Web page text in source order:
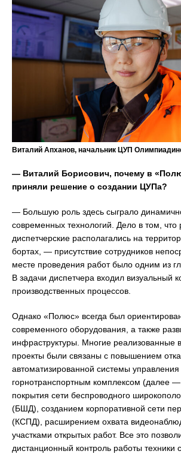
Виталий Апханов, начальник ЦУП
— Виталий Борисович, почему в
приняли решение о создании ЦУПа?
— Большую роль здесь сыграло
современных технологий. Дело в том, что
диспетчерские располагались на
бортах, — присутствие сотрудников
месте проведения работ было одним из
В задачи диспетчера входил визуальный
производственных процессов.
Однако «Полюс» всегда был
современного оборудования, а также
инфраструктуры. Многие реализованные
проекты были связаны с повышением
автоматизированной системы
горнотранспортным комплексом (далее
покрытия сети беспроводного
(БШД), созданием корпоративной сети
(КСПД), расширением охвата
участками открытых работ. Все это
дистанционный контроль работы